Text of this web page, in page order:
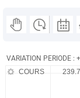
VARIATION PERIODE :
COURS